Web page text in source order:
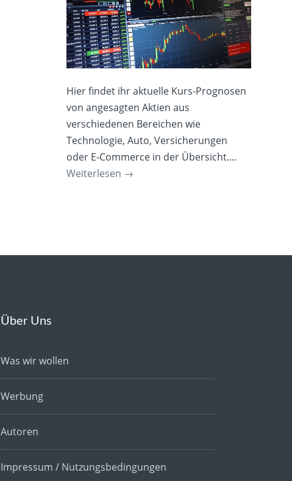
Hier findet ihr aktuelle Kurs-Prognosen
von angesagten Aktien aus
verschiedenen Bereichen wie
Technologie, Auto, Versicherungen
oder E-Commerce in der Übersicht.…
Weiterlesen →
Über Uns
Was wir wollen
Werbung
Autoren
Impressum / Nutzungsbedingungen